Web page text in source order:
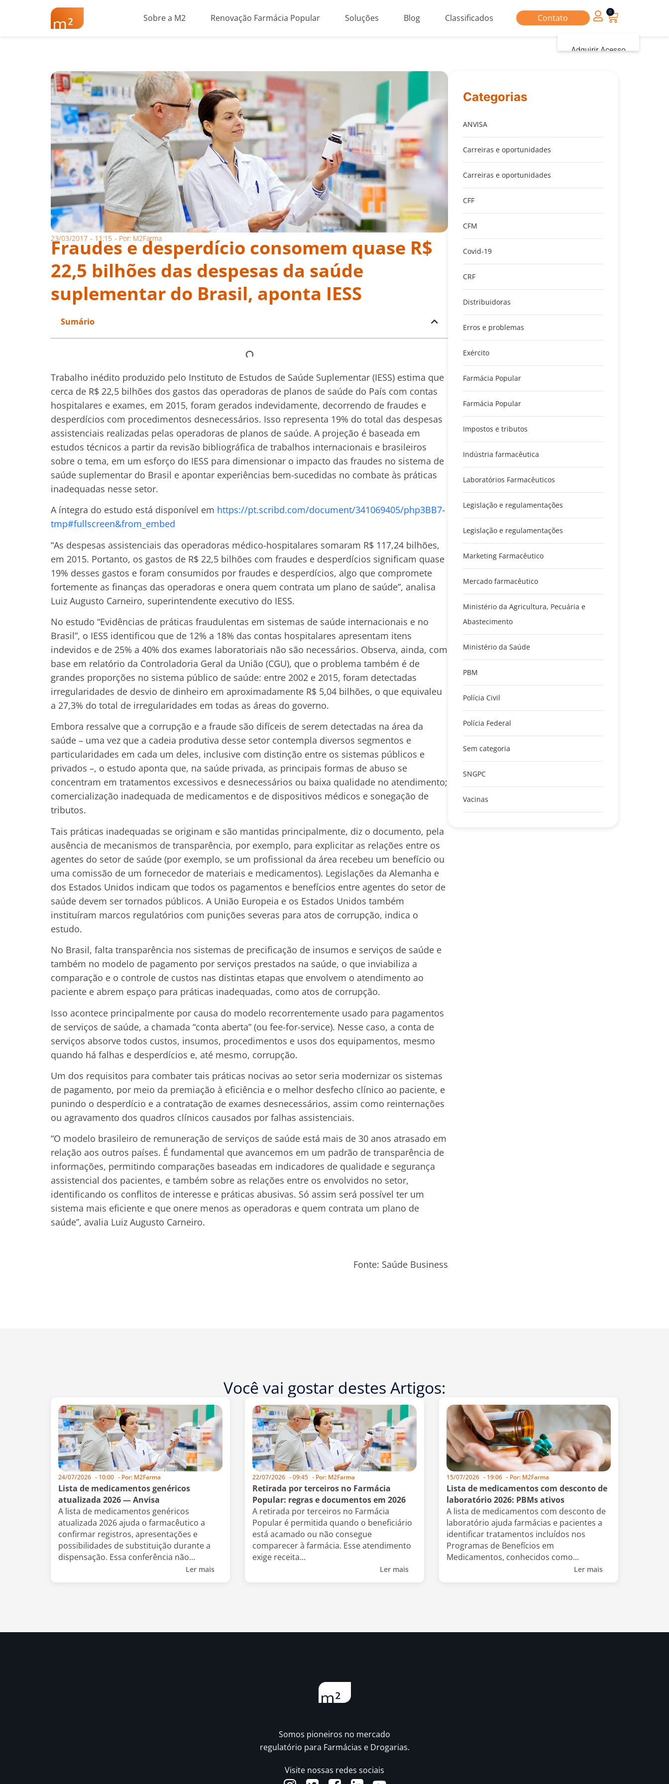
Sobre a M2 Renovação Farmácia Popular Soluções Blog Classificados Contato
Adquirir Acesso
0
23/03/2017 - 11:15 - Por: M2Farma
Fraudes e desperdício consomem quase R$
22,5 bilhões das despesas da saúde
suplementar do Brasil, aponta IESS
Sumário
Trabalho inédito produzido pelo Instituto de Estudos de Saúde Suplementar (IESS) estima que
cerca de R$ 22,5 bilhões dos gastos das operadoras de planos de saúde do País com contas
hospitalares e exames, em 2015, foram gerados indevidamente, decorrendo de fraudes e
desperdícios com procedimentos desnecessários. Isso representa 19% do total das despesas
assistenciais realizadas pelas operadoras de planos de saúde. A projeção é baseada em
estudos técnicos a partir da revisão bibliográfica de trabalhos internacionais e brasileiros
sobre o tema, em um esforço do IESS para dimensionar o impacto das fraudes no sistema de
saúde suplementar do Brasil e apontar experiências bem-sucedidas no combate às práticas
inadequadas nesse setor.
A íntegra do estudo está disponível em https://pt.scribd.com/document/341069405/php3BB7-
tmp#fullscreen&from_embed
“As despesas assistenciais das operadoras médico-hospitalares somaram R$ 117,24 bilhões,
em 2015. Portanto, os gastos de R$ 22,5 bilhões com fraudes e desperdícios significam quase
19% desses gastos e foram consumidos por fraudes e desperdícios, algo que compromete
fortemente as finanças das operadoras e onera quem contrata um plano de saúde”, analisa
Luiz Augusto Carneiro, superintendente executivo do IESS.
No estudo “Evidências de práticas fraudulentas em sistemas de saúde internacionais e no
Brasil”, o IESS identificou que de 12% a 18% das contas hospitalares apresentam itens
indevidos e de 25% a 40% dos exames laboratoriais não são necessários. Observa, ainda, com
base em relatório da Controladoria Geral da União (CGU), que o problema também é de
grandes proporções no sistema público de saúde: entre 2002 e 2015, foram detectadas
irregularidades de desvio de dinheiro em aproximadamente R$ 5,04 bilhões, o que equivaleu
a 27,3% do total de irregularidades em todas as áreas do governo.
Embora ressalve que a corrupção e a fraude são difíceis de serem detectadas na área da
saúde – uma vez que a cadeia produtiva desse setor contempla diversos segmentos e
particularidades em cada um deles, inclusive com distinção entre os sistemas públicos e
privados –, o estudo aponta que, na saúde privada, as principais formas de abuso se
concentram em tratamentos excessivos e desnecessários ou baixa qualidade no atendimento;
comercialização inadequada de medicamentos e de dispositivos médicos e sonegação de
tributos.
Tais práticas inadequadas se originam e são mantidas principalmente, diz o documento, pela
ausência de mecanismos de transparência, por exemplo, para explicitar as relações entre os
agentes do setor de saúde (por exemplo, se um profissional da área recebeu um benefício ou
uma comissão de um fornecedor de materiais e medicamentos). Legislações da Alemanha e
dos Estados Unidos indicam que todos os pagamentos e benefícios entre agentes do setor de
saúde devem ser tornados públicos. A União Europeia e os Estados Unidos também
instituíram marcos regulatórios com punições severas para atos de corrupção, indica o
estudo.
No Brasil, falta transparência nos sistemas de precificação de insumos e serviços de saúde e
também no modelo de pagamento por serviços prestados na saúde, o que inviabiliza a
comparação e o controle de custos nas distintas etapas que envolvem o atendimento ao
paciente e abrem espaço para práticas inadequadas, como atos de corrupção.
Isso acontece principalmente por causa do modelo recorrentemente usado para pagamentos
de serviços de saúde, a chamada “conta aberta” (ou fee-for-service). Nesse caso, a conta de
serviços absorve todos custos, insumos, procedimentos e usos dos equipamentos, mesmo
quando há falhas e desperdícios e, até mesmo, corrupção.
Um dos requisitos para combater tais práticas nocivas ao setor seria modernizar os sistemas
de pagamento, por meio da premiação à eficiência e o melhor desfecho clínico ao paciente, e
punindo o desperdício e a contratação de exames desnecessários, assim como reinternações
ou agravamento dos quadros clínicos causados por falhas assistenciais.
“O modelo brasileiro de remuneração de serviços de saúde está mais de 30 anos atrasado em
relação aos outros países. É fundamental que avancemos em um padrão de transparência de
informações, permitindo comparações baseadas em indicadores de qualidade e segurança
assistencial dos pacientes, e também sobre as relações entre os envolvidos no setor,
identificando os conflitos de interesse e práticas abusivas. Só assim será possível ter um
sistema mais eficiente e que onere menos as operadoras e quem contrata um plano de
saúde”, avalia Luiz Augusto Carneiro.
Fonte: Saúde Business
Categorias
ANVISA
Carreiras e oportunidades
Carreiras e oportunidades
CFF
CFM
Covid-19
CRF
Distribuidoras
Erros e problemas
Exército
Farmácia Popular
Farmácia Popular
Impostos e tributos
Indústria farmacêutica
Laboratórios Farmacêuticos
Legislação e regulamentações
Legislação e regulamentações
Marketing Farmacêutico
Mercado farmacêutico
Ministério da Agricultura, Pecuária e
Abastecimento
Ministério da Saúde
PBM
Polícia Civil
Polícia Federal
Sem categoria
SNGPC
Vacinas
Você vai gostar destes Artigos:
24/07/2026 - 10:00 - Por: M2Farma
Lista de medicamentos genéricos
atualizada 2026 — Anvisa
A lista de medicamentos genéricos
atualizada 2026 ajuda o farmacêutico a
confirmar registros, apresentações e
possibilidades de substituição durante a
dispensação. Essa conferência não...
Ler mais
22/07/2026 -09:45 - Por: M2Farma
Retirada por terceiros no Farmácia
Popular: regras e documentos em 2026
A retirada por terceiros no Farmácia
Popular é permitida quando o beneficiário
está acamado ou não consegue
comparecer à farmácia. Esse atendimento
exige receita...
Ler mais
15/07/2026 - 19:06 - Por: M2Farma
Lista de medicamentos com desconto de
laboratório 2026: PBMs ativos
A lista de medicamentos com desconto de
laboratório ajuda farmácias e pacientes a
identificar tratamentos incluídos nos
Programas de Benefícios em
Medicamentos, conhecidos como...
Ler mais
Somos pioneiros no mercado
regulatório para Farmácias e Drogarias.
Visite nossas redes sociais